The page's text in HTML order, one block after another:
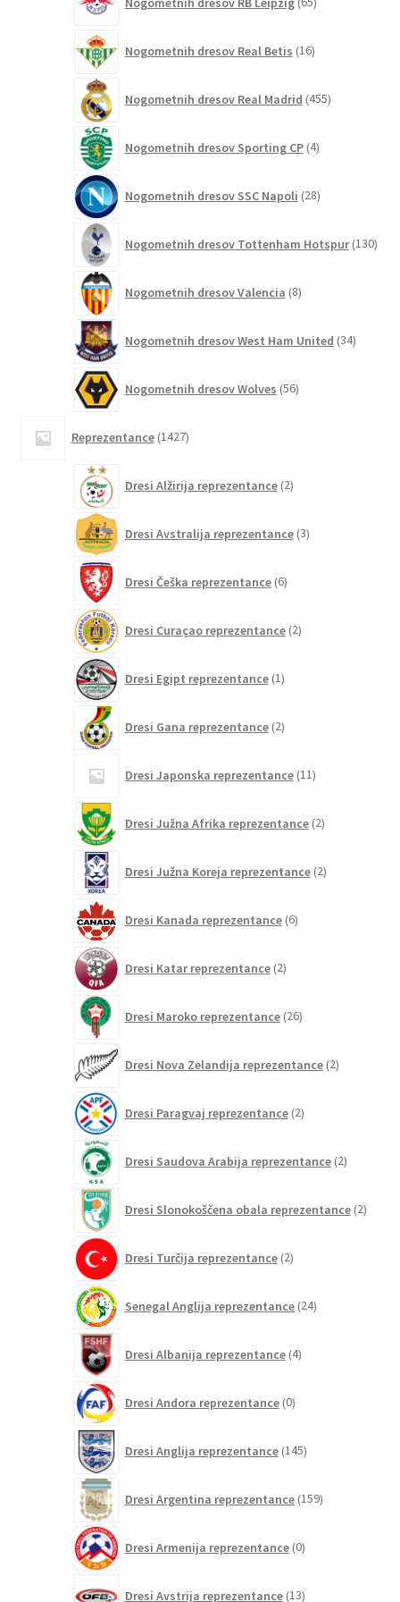
izdelkov
Nogometnih dresov Real Betis 16izdelkov
Nogometnih dresov Real Madrid 455izdelkov
Nogometnih dresov Sporting CP 4izdelki
Nogometnih dresov SSC Napoli 28izdelkov
Nogometnih dresov Tottenham Hotspur 130
Nogometnih dresov Valencia 8izdelkov
Nogometnih dresov West Ham United 34izdelkov
Nogometnih dresov Wolves 56izdelkov
Reprezentance 1427izdelkov
Dresi Alžirija reprezentance 2izdelka
Dresi Avstralija reprezentance 3izdelki
Dresi Češka reprezentance 6izdelkov
Dresi Curaçao reprezentance 2izdelka
Dresi Egipt reprezentance 1izdelek
Dresi Gana reprezentance 2izdelka
Dresi Japonska reprezentance 11izdelkov
Dresi Južna Afrika reprezentance 2izdelka
Dresi Južna Koreja reprezentance 2izdelka
Dresi Kanada reprezentance 6izdelkov
Dresi Katar reprezentance 2izdelka
Dresi Maroko reprezentance 26izdelkov
Dresi Nova Zelandija reprezentance 2izdelka
Dresi Paragvaj reprezentance 2izdelka
Dresi Saudova Arabija reprezentance 2izdelka
Dresi Slonokoščena obala reprezentance 2izdelka
Dresi Turčija reprezentance 2izdelka
Senegal Anglija reprezentance 24izdelkov
Dresi Albanija reprezentance 4izdelki
Dresi Andora reprezentance 0izdelkov
Dresi Anglija reprezentance 145izdelkov
Dresi Argentina reprezentance 159izdelkov
Dresi Armenija reprezentance 0izdelkov
Dresi Avstrija reprezentance 13